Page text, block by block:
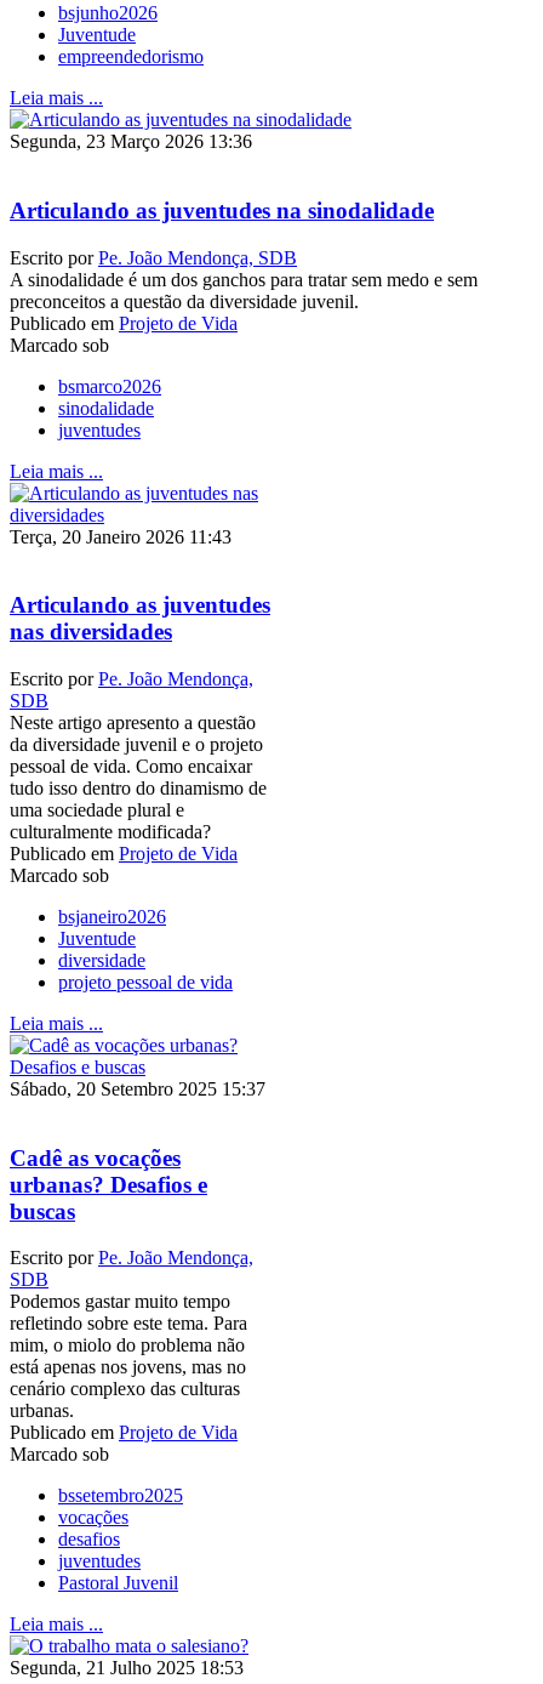
bsjunho2026
Juventude
empreendedorismo
Leia mais ...
Segunda, 23 Março 2026 13:36
Articulando as juventudes na sinodalidade
Escrito porPe. João Mendonça, SDB
A sinodalidade é um dos ganchos para tratar sem medo e sem
preconceitos a questão da diversidade juvenil.
Publicado em Projeto de Vida
Marcado sob
bsmarco2026
sinodalidade
juventudes
Leia mais ...
Terça, 20 Janeiro 2026 11:43
Articulando as juventudes
nas diversidades
Escrito porPe. João Mendonça,
SDB
Neste artigo apresento a questão
da diversidade juvenil e o projeto
pessoal de vida. Como encaixar
tudo isso dentro do dinamismo de
uma sociedade plural e
culturalmente modificada?
Publicado em Projeto de Vida
Marcado sob
bsjaneiro2026
Juventude
diversidade
projeto pessoal de vida
Leia mais ...
Sábado, 20 Setembro 2025 15:37
Cadê as vocações
urbanas? Desafios e
buscas
Escrito porPe. João Mendonça,
SDB
Podemos gastar muito tempo
refletindo sobre este tema. Para
mim, o miolo do problema não
está apenas nos jovens, mas no
cenário complexo das culturas
urbanas.
Publicado em Projeto de Vida
Marcado sob
bssetembro2025
vocações
desafios
juventudes
Pastoral Juvenil
Leia mais ...
Segunda, 21 Julho 2025 18:53